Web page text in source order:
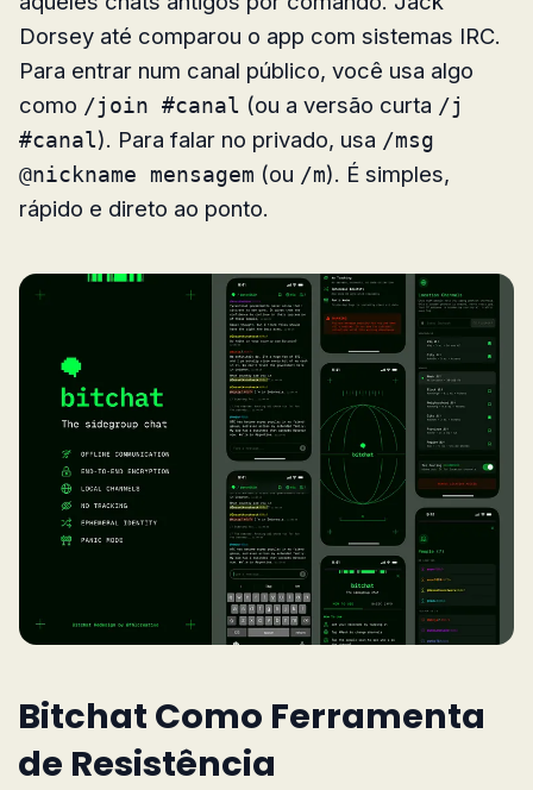
Dorsey até comparou o app com sistemas IRC.
Para entrar num canal público, você usa algo
como /join #canal (ou a versão curta /j
#canal). Para falar no privado, usa /msg
@nickname mensagem (ou /m). É simples,
rápido e direto ao ponto.
Bitchat Como Ferramenta
de Resistência